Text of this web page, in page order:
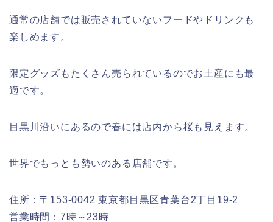
通常の店舗では販売されていないフードやドリンクも
楽しめます。
限定グッズもたくさん売られているのでお土産にも最
適です。
目黒川沿いにあるので春には店内から桜も見えます。
世界でもっとも勢いのある店舗です。
住所：〒153-0042 東京都目黒区青葉台2丁目19-2
営業時間：7時～23時